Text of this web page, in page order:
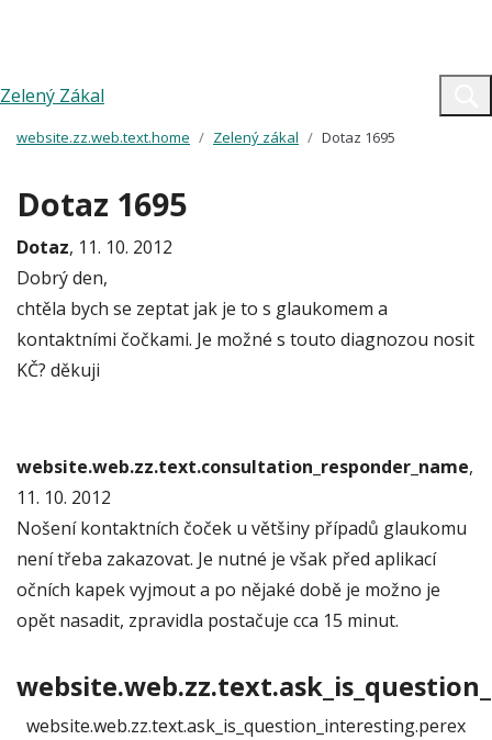
Zelený Zákal
website.zz.web.text.home Zelený zákal Dotaz 1695
Dotaz 1695
Dotaz, 11. 10. 2012
Dobrý den,
chtěla bych se zeptat jak je to s glaukomem a
kontaktními čočkami. Je možné s touto diagnozou nosit
KČ? děkuji
website.web.zz.text.consultation_responder_name,
11. 10. 2012
Nošení kontaktních čoček u většiny případů glaukomu
není třeba zakazovat. Je nutné je však před aplikací
očních kapek vyjmout a po nějaké době je možno je
opět nasadit, zpravidla postačuje cca 15 minut.
website.web.zz.text.ask_is_question_interesting.perex